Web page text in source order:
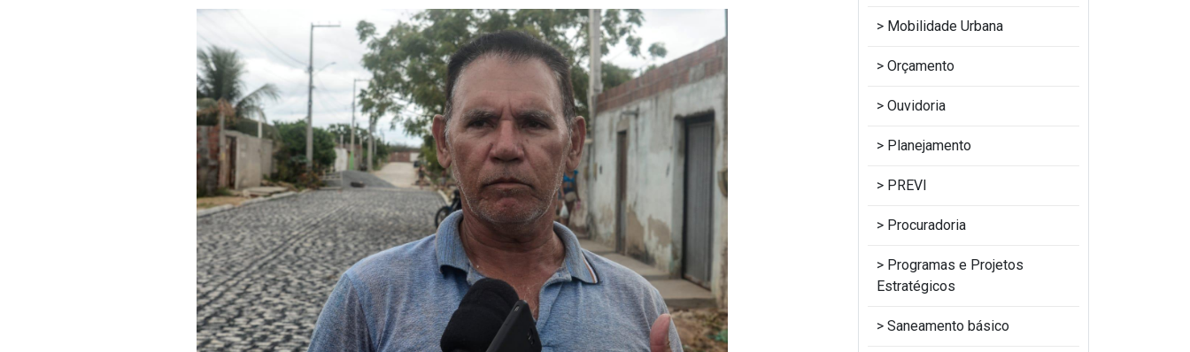
Mobilidade Urbana
Orçamento
Ouvidoria
Planejamento
PREVI
Procuradoria
Programas e Projetos
Estratégicos
Saneamento básico